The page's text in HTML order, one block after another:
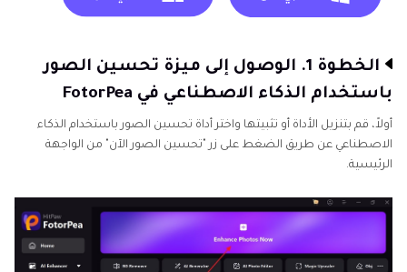
الخطوة 1. الوصول إلى ميزة تحسين الصور
باستخدام الذكاء الاصطناعي في FotorPea
أولاً، قم بتنزيل الأداة أو تثبيتها واختر أداة تحسين الصور باستخدام الذكاء
الاصطناعي عن طريق الضغط على زر "تحسين الصور الآن" من الواجهة
الرئيسية.